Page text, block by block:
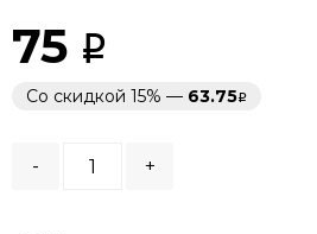
75
Со скидкой 15% — 63.75
- +